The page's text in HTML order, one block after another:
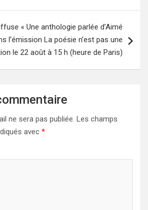
« Une anthologie parlée d’Aimé
l’émission La poésie n’est pas une
le 22 août à 15 h (heure de Paris)
ne sera pas publiée. Les champs
avec *